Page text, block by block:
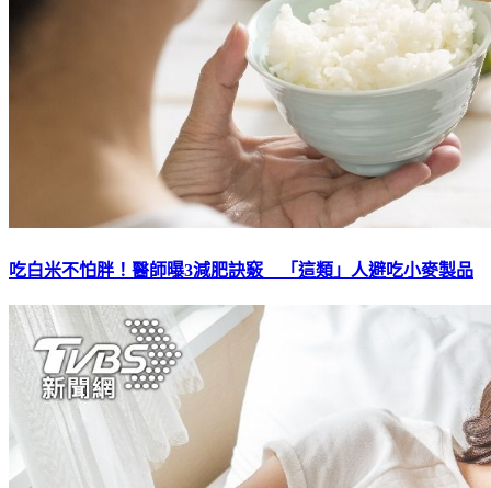
吃白米不怕胖！醫師曝3減肥訣竅 「這類」人避吃小麥製品